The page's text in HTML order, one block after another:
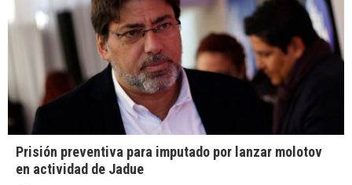
Prisión preventiva para imputado por lanzar molotov
en actividad de Jadue